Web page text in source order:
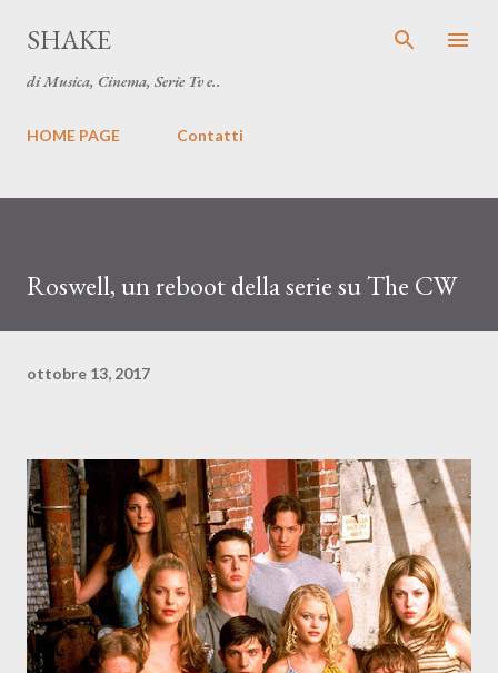
SHAKE
di Musica, Cinema, Serie Tv e..
HOME PAGE Contatti
Roswell, un reboot della serie su The CW
ottobre 13, 2017